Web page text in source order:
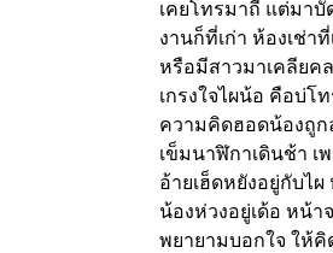
เคยโทรมาถี่ แต่มา
งานก็ที่เก่า ห้องเช่า
หรือมีสาวมาเคลียค
เกรงใจไผน้อ คือบ่โ
ความคิดฮอดน้องถูก
เข็มนาฬิกาเดินช้า
อ้ายเฮ็ดหยังอยู่กับไ
น้องห่วงอยู่เด้อ หน้า
พยายามบอกใจ ให้